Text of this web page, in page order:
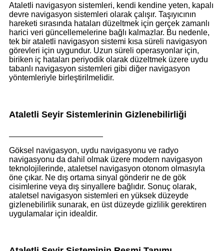
Ataletli navigasyon sistemleri, kendi kendine yeten, kapalı
devre navigasyon sistemleri olarak çalışır. Taşıyıcının
hareketi sırasında hataları düzeltmek için gerçek zamanlı
harici veri güncellemelerine bağlı kalmazlar. Bu nedenle,
tek bir ataletli navigasyon sistemi kısa süreli navigasyon
görevleri için uygundur. Uzun süreli operasyonlar için,
biriken iç hataları periyodik olarak düzeltmek üzere uydu
tabanlı navigasyon sistemleri gibi diğer navigasyon
yöntemleriyle birleştirilmelidir.
Ataletli Seyir Sistemlerinin Gizlenebilirliği
Göksel navigasyon, uydu navigasyonu ve radyo
navigasyonu da dahil olmak üzere modern navigasyon
teknolojilerinde, ataletsel navigasyon otonom olmasıyla
öne çıkar. Ne dış ortama sinyal gönderir ne de gök
cisimlerine veya dış sinyallere bağlıdır. Sonuç olarak,
ataletsel navigasyon sistemleri en yüksek düzeyde
gizlenebilirlik sunarak, en üst düzeyde gizlilik gerektiren
uygulamalar için idealdir.